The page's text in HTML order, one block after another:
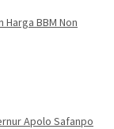
BBM Non
Apolo Safanpo